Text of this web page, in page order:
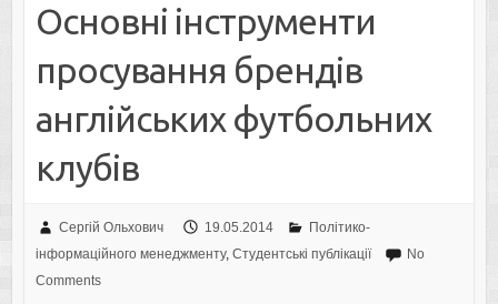
Основні інструменти
просування брендів
англійських футбольних
клубів
Сергій Ольхович 19.05.2014
Політико-
інформаційного менеджменту, Студентські публікації
No
Comments